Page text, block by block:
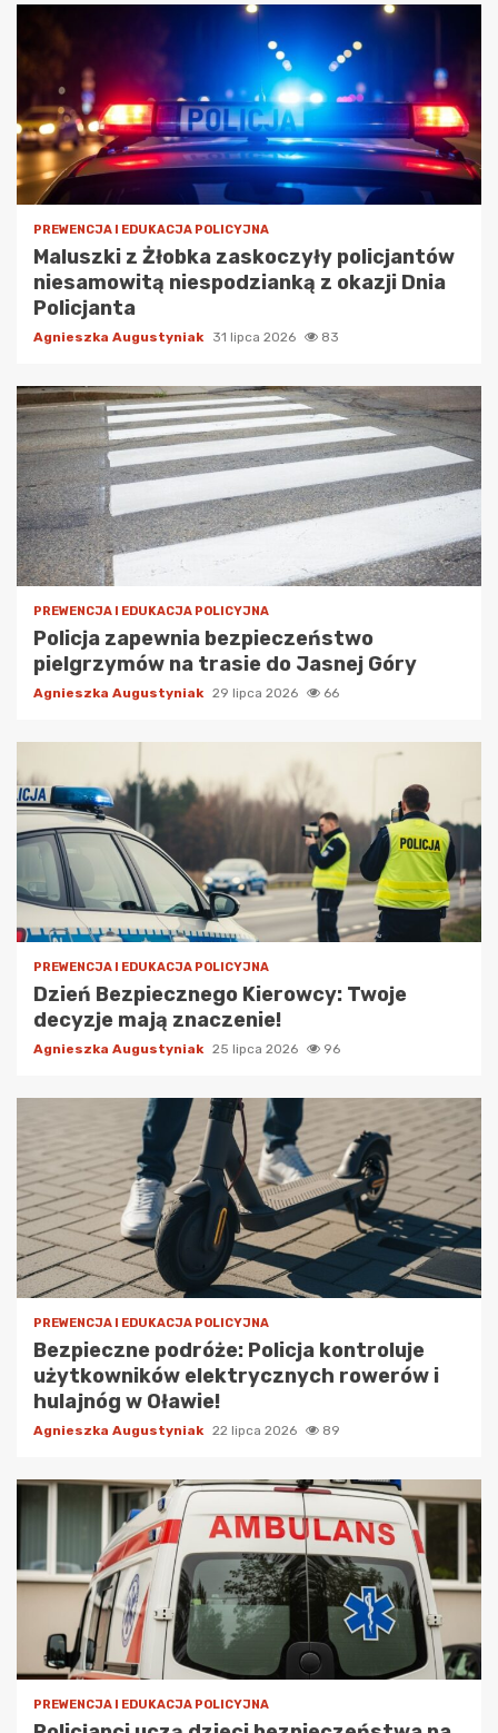
PREWENCJA I EDUKACJA POLICYJNA
Maluszki z Żłobka zaskoczyły policjantów
niesamowitą niespodzianką z okazji Dnia
Policjanta
Agnieszka Augustyniak 31 lipca 2026 83
PREWENCJA I EDUKACJA POLICYJNA
Policja zapewnia bezpieczeństwo
pielgrzymów na trasie do Jasnej Góry
Agnieszka Augustyniak 29 lipca 2026 66
PREWENCJA I EDUKACJA POLICYJNA
Dzień Bezpiecznego Kierowcy: Twoje
decyzje mają znaczenie!
Agnieszka Augustyniak 25 lipca 2026 96
PREWENCJA I EDUKACJA POLICYJNA
Bezpieczne podróże: Policja kontroluje
użytkowników elektrycznych rowerów i
hulajnóg w Oławie!
Agnieszka Augustyniak 22 lipca 2026 89
PREWENCJA I EDUKACJA POLICYJNA